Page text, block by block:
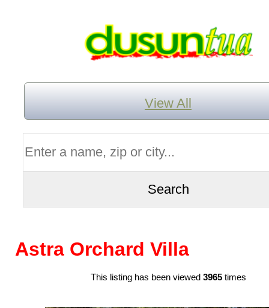
View All
Astra Orchard Villa
This listing has been viewed 3965times